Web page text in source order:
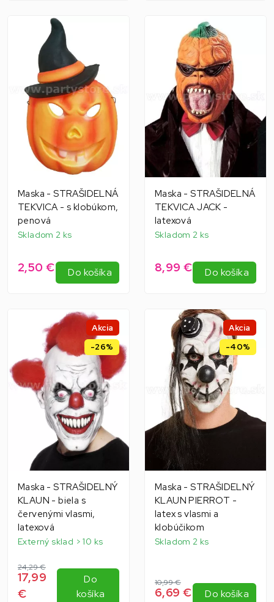
Maska - STRAŠIDELNÁ
TEKVICA - s klobúkom,
penová
Skladom 2 ks
2,50 € Do košíka
Maska - STRAŠIDELNÁ
TEKVICA JACK -
latexová
Skladom 2 ks
8,99 € Do košíka
Akcia
-26%
Maska - STRAŠIDELNÝ
KLAUN - biela s
červenými vlasmi,
latexová
Externý sklad > 10 ks
24,29 €
17,99
€
Do
košíka
Akcia
-40%
Maska - STRAŠIDELNÝ
KLAUN PIERROT -
latex s vlasmi a
klobúčikom
Skladom 2 ks
10,99 €
6,69 € Do košíka